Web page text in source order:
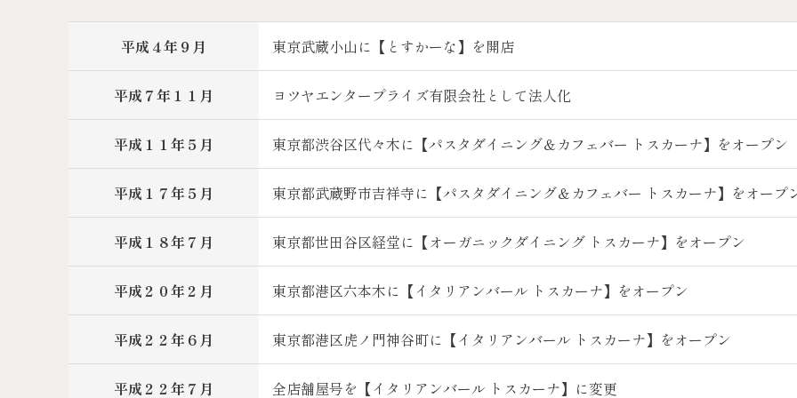
平成４年９月 東京武蔵小山に【とすかーな】を開店
平成７年１１月 ヨツヤエンタープライズ有限会社として法人化
平成１１年５月 東京都渋谷区代々木に【パスタダイニング＆カフェバー トスカーナ】をオープン
平成１７年５月 東京都武蔵野市吉祥寺に【パスタダイニング＆カフェバー トスカーナ】をオープ
平成１８年７月 東京都世田谷区経堂に【オーガニックダイニング トスカーナ】をオープン
平成２０年２月 東京都港区六本木に【イタリアンバール トスカーナ】をオープン
平成２２年６月 東京都港区虎ノ門神谷町に【イタリアンバール トスカーナ】をオープン
平成２２年７月 全店舗屋号を【イタリアンバール トスカーナ】に変更